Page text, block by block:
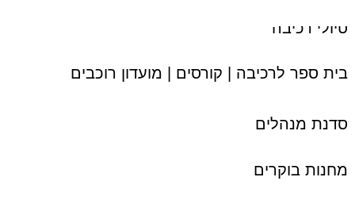
טיולי רכיבה
בית ספר לרכיבה | קורסים | מועדון רוכבים
סדנת מנהלים
מחנות בוקרים